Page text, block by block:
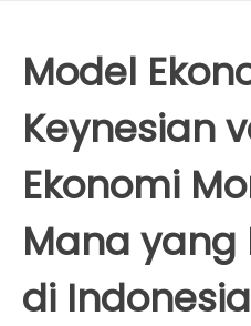
Model
Keynesian
Ekonomi
Mana yang
di